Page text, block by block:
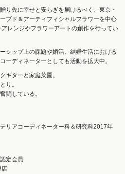
り先に幸せと安らぎを届けるべく、東京・
ブド＆アーティフィシャルフラワーを中心
レンジやフラワーアートの創作を行ってい
シップ上の課題や婚活、結婚生活における
ーディネーターとしても活動を拡大中。
ギターと家庭菜園。
り。
闘している。
リアコーディネーター科＆研究科2017年
定会員
店